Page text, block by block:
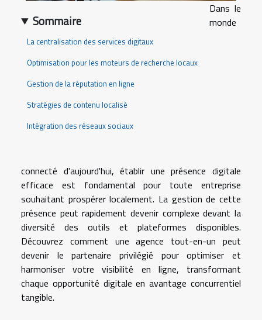
Sommaire
La centralisation des services digitaux
Optimisation pour les moteurs de recherche locaux
Gestion de la réputation en ligne
Stratégies de contenu localisé
Intégration des réseaux sociaux
Dans le
monde
connecté d'aujourd'hui, établir une présence digitale
efficace est fondamental pour toute entreprise
souhaitant prospérer localement. La gestion de cette
présence peut rapidement devenir complexe devant la
diversité des outils et plateformes disponibles.
Découvrez comment une agence tout-en-un peut
devenir le partenaire privilégié pour optimiser et
harmoniser votre visibilité en ligne, transformant
chaque opportunité digitale en avantage concurrentiel
tangible.